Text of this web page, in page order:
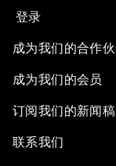
登录
成为我们的合作
成为我们的会员
订阅我们的新闻稿
联系我们